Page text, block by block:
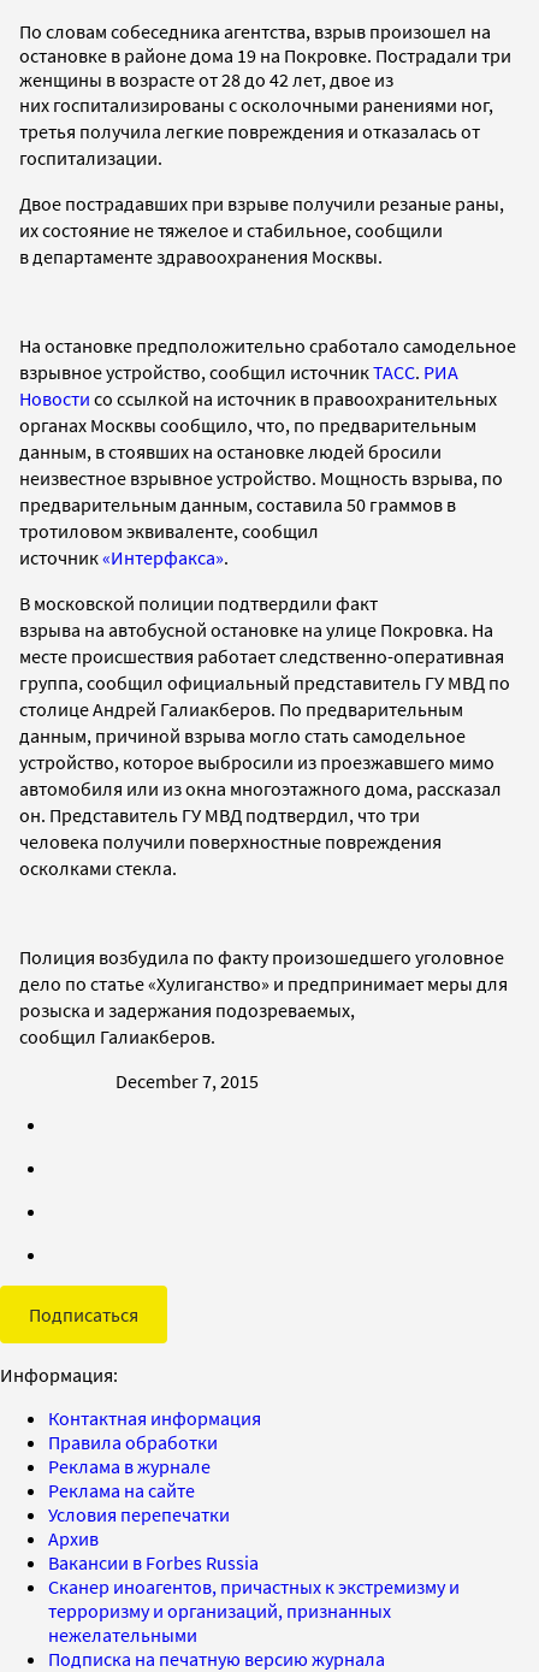
По словам собеседника агентства, взрыв произошел на
остановке в районе дома 19 на Покровке. Пострадали три
женщины в возрасте от 28 до 42 лет, двое из
них госпитализированы с осколочными ранениями ног,
третья получила легкие повреждения и отказаласьот
госпитализации.
Двое пострадавших при взрыве получили резаные раны,
их состояние не тяжелое и стабильное, сообщили
в департаменте здравоохранения Москвы.
На остановке предположительно сработало самодельное
взрывное устройство, сообщил источникТАСС. РИА
Новости со ссылкой на источник в правоохранительных
органах Москвы сообщило, что, по предварительным
данным, встоявших на остановке людей бросили
неизвестное взрывное устройство. Мощность взрыва, по
предварительным данным, составила 50 граммов в
тротиловом эквиваленте, сообщил
источник«Интерфакса».
В московской полиции подтвердили факт
взрыва на автобусной остановке на улице Покровка. На
месте происшествия работает следственно-оперативная
группа, сообщил официальный представитель ГУ МВД по
столице Андрей Галиакберов. По предварительным
данным, причиной взрыва могло стать самодельное
устройство, которое выбросили из проезжавшего мимо
автомобиля или из окна многоэтажного дома, рассказал
он. Представитель ГУ МВД подтвердил, что три
человека получили поверхностные повреждения
осколками стекла.
Полиция возбудила по факту произошедшего уголовное
дело по статье«Хулиганство» и предпринимает меры для
розыска и задержания подозреваемых,
сообщил Галиакберов.
December 7, 2015
Подписаться
Информация:
Контактная информация
Правила обработки
Реклама в журнале
Реклама на сайте
Условия перепечатки
Архив
Вакансии в Forbes Russia
Сканер иноагентов, причастных к экстремизму и
терроризму и организаций, признанных
нежелательными
Подписка на печатную версию журнала